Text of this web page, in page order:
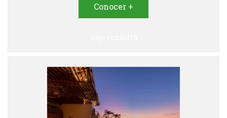
Conocer +